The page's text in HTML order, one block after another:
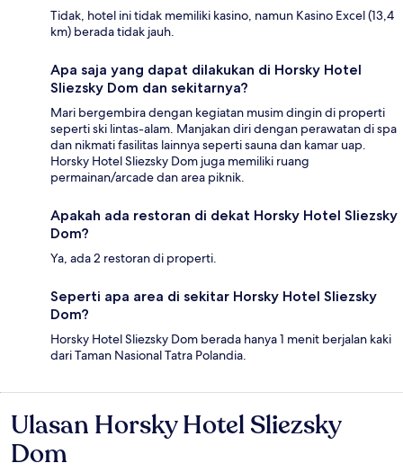
Tidak, hotel ini tidak memiliki kasino, namun Kasino Excel (13,4
km) berada tidak jauh.
Apa saja yang dapat dilakukan di Horsky Hotel
Sliezsky Dom dan sekitarnya?
Mari bergembira dengan kegiatan musim dingin di properti
seperti ski lintas-alam. Manjakan diri dengan perawatan di spa
dan nikmati fasilitas lainnya seperti sauna dan kamar uap.
Horsky Hotel Sliezsky Dom juga memiliki ruang
permainan/arcade dan area piknik.
Apakah ada restoran di dekat Horsky Hotel Sliezsky
Dom?
Ya, ada 2 restoran di properti.
Seperti apa area di sekitar Horsky Hotel Sliezsky
Dom?
Horsky Hotel Sliezsky Dom berada hanya 1 menit berjalan kaki
dari Taman Nasional Tatra Polandia.
Ulasan
Ulasan Horsky Hotel Sliezsky
Dom